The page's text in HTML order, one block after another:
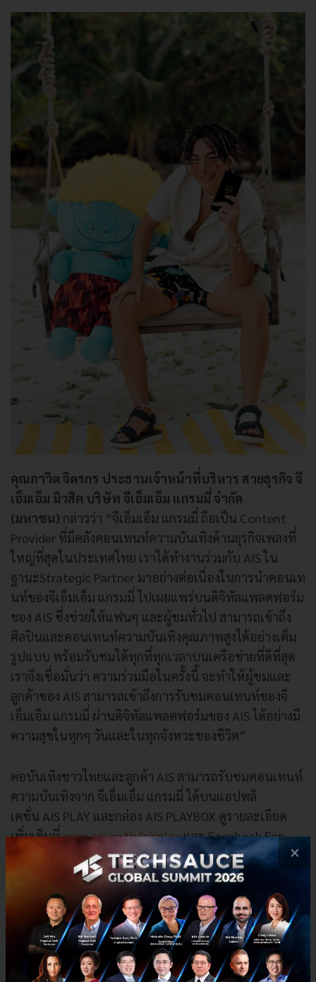
คุณภาวิต จิตรกร ประธานเจ้าหน้าที่บริหาร สายธุรกิจ จี
เอ็มเอ็ม มิวสิค บริษัท จีเอ็มเอ็ม แกรมมี่ จำกัด
(มหาชน) กล่าวว่า “จีเอ็มเอ็ม แกรมมี่ ถือเป็น Content
Provider ที่มีคลังคอนเทนท์ความบันเทิงด้านธุรกิจเพลงที่
ใหญ่ที่สุดในประเทศไทย เราได้ทำงานร่วมกับ AIS ใน
ฐานะStrategic Partner มาอย่างต่อเนื่องในการนำคอนเท
นท์ของจีเอ็มเอ็ม แกรมมี่ ไปเผยแพร่บนดิจิทัลแพลตฟอร์ม
ของ AIS ซึ่งช่วยให้แฟนๆ และผู้ชมทั่วไป สามารถเข้าถึง
ศิลปินและคอนเทนท์ความบันเทิงคุณภาพสูงได้อย่างเต็ม
รูปแบบ พร้อมรับชมได้ทุกที่ทุกเวลาบนเครือข่ายที่ดีที่สุด
เราจึงเชื่อมั่นว่า ความร่วมมือในครั้งนี้ จะทำให้ผู้ชมและ
ลูกค้าของ AIS สามารถเข้าถึงการรับชมคอนเทนท์ของจี
เอ็มเอ็ม แกรมมี่ ผ่านดิจิทัลแพลตฟอร์มของ AIS ได้อย่างมี
ความสุขในทุกๆ วันและในทุกจังหวะของชีวิต”
คอบันเทิงชาวไทยและลูกค้า AIS สามารถรับชมคอนเทนท์
ความบันเทิงจาก จีเอ็มเอ็ม แกรมมี่ ได้บนแอปพลิ
เคชั่น AIS PLAY และกล่อง AIS PLAYBOX ดูรายละเอียด
เพิ่มเติมที่www.ais.co.th/aisplayและ Facebook Fan
Page: AIS PLAY พร้อมติดตามกิจกรรมพิเศษจากความร่วม
มืออย่างต่อเนื่องกับ Road Tour คอนเสิร์ต 3 สไตล์ เพื่อคอ
เพลงทุกวัย ได้แก่ แกรมมี่ขวัญใจ คนไทย ลูกทุ่ง Road
Tour เพื่อหนุ่มสาวโรงงานด้วยดนตรีแนวลูกทุ่ง, GMM
Freshy Night Campus เอาใจเหล่านิสิต-นักศึกษา
และ GMM อาชีวะทัวร์ Road Tour ที่มาพร้อมแนวดนตรี
โดนใจกลุ่มนักเรียนอาชีวะโดยเฉพาะ
×